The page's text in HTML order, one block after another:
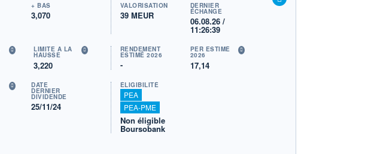
+ BAS
3,070
VALORISATION
39 MEUR
DERNIER
ÉCHANGE
06.08.26 /
11:26:39
LIMITE À LA
HAUSSE
3,220
RENDEMENT
ESTIMÉ 2026
-
PER ESTIMÉ
2026
17,14
DATE
DERNIER
DIVIDENDE
25/11/24
ÉLIGIBILITÉ
PEA
PEA-PME
Non éligible
Boursobank